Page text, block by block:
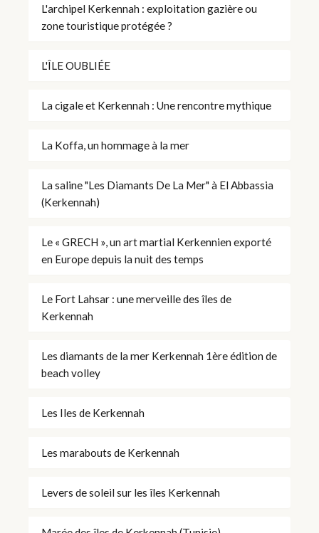
L'archipel Kerkennah : exploitation gazière ou
zone touristique protégée ?
L'ÎLE OUBLIÉE
La cigale et Kerkennah : Une rencontre mythique
La Koffa, un hommage à la mer
La saline "Les Diamants De La Mer" à El Abbassia
(Kerkennah)
Le « GRECH », un art martial Kerkennien exporté
en Europe depuis la nuit des temps
Le Fort Lahsar : une merveille des îles de
Kerkennah
Les diamants de la mer Kerkennah 1ère édition de
beach volley
Les Iles de Kerkennah
Les marabouts de Kerkennah
Levers de soleil sur les îles Kerkennah